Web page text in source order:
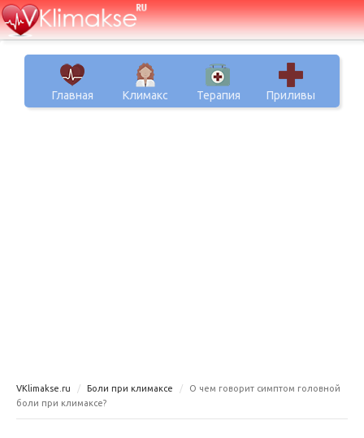
Главная Климакс Терапия Приливы
VKlimakse.ru Боли при климаксе
О чем говорит симптом головной
боли при климаксе?